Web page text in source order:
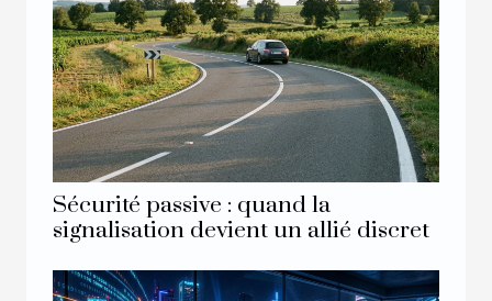
Sécurité passive : quand la
signalisation devient un allié discret